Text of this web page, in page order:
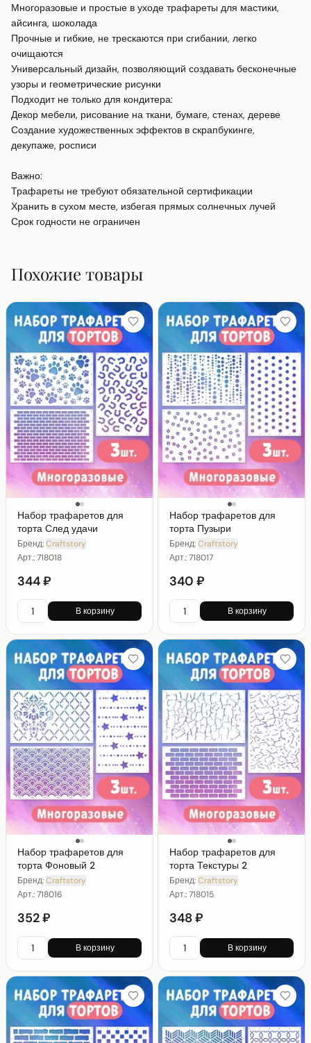
Многоразовые и простые в уходе трафареты для мастики,
айсинга, шоколада
Прочные и гибкие, не трескаются при сгибании, легко
очищаются
Универсальный дизайн, позволяющий создавать бесконечные
узоры и геометрические рисунки
Подходит не только для кондитера:
Декор мебели, рисование на ткани, бумаге, стенах, дереве
Создание художественных эффектов в скрапбукинге,
декупаже, росписи
Важно:
Трафареты не требуют обязательной сертификации
Хранить в сухом месте, избегая прямых солнечных лучей
Срок годности не ограничен
Похожие товары
Набор трафаретов для
торта След удачи
Бренд:Craftstory
Арт.:718018
344 ₽
В корзину
Набор трафаретов для
торта Пузыри
Бренд:Craftstory
Арт.:718017
340 ₽
В корзину
Набор трафаретов для
торта Фоновый 2
Бренд:Craftstory
Арт.:718016
352 ₽
В корзину
Набор трафаретов для
торта Текстуры 2
Бренд:Craftstory
Арт.:718015
348 ₽
В корзину